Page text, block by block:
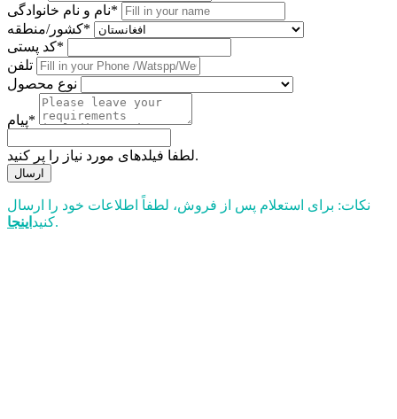
نام و نام خانوادگی*
کشور/منطقه*
کد پستی*
تلفن
نوع محصول
پیام*
لطفا فیلدهای مورد نیاز را پر کنید.
ارسال
نکات: برای استعلام پس از فروش، لطفاً اطلاعات خود را ارسال
کنید اینجا .